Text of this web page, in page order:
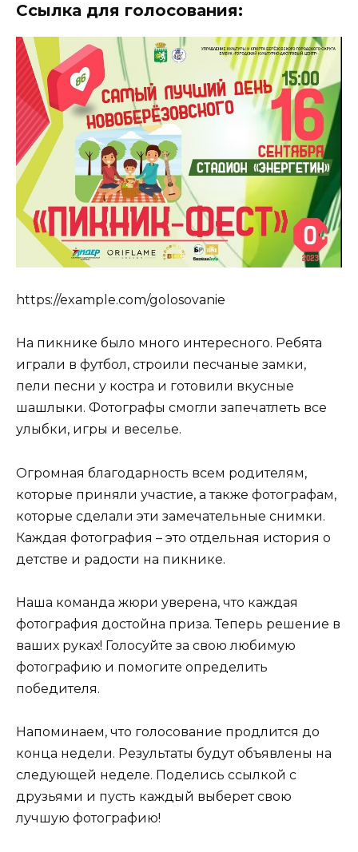
Ссылка для голосования:
https://example.com/golosovanie
На пикнике было много интересного. Ребята
играли в футбол, строили песчаные замки,
пели песни у костра и готовили вкусные
шашлыки. Фотографы смогли запечатлеть все
улыбки, игры и веселье.
Огромная благодарность всем родителям,
которые приняли участие, а также фотографам,
которые сделали эти замечательные снимки.
Каждая фотография – это отдельная история о
детстве и радости на пикнике.
Наша команда жюри уверена, что каждая
фотография достойна приза. Теперь решение в
ваших руках! Голосуйте за свою любимую
фотографию и помогите определить
победителя.
Напоминаем, что голосование продлится до
конца недели. Результаты будут объявлены на
следующей неделе. Поделись ссылкой с
друзьями и пусть каждый выберет свою
лучшую фотографию!